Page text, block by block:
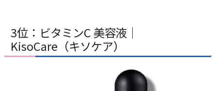
3位：ビタミンC 美容液｜
KisoCare（キソケア）